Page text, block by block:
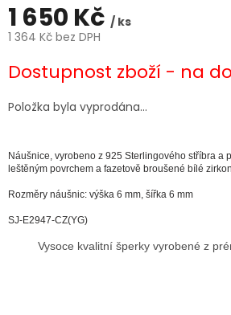
1 650 Kč / ks
1 364 Kč bez DPH
cena:
Dostupnost zboží - na
Položka byla vyprodána…
Náušnice, vyrobeno z 925 Sterlingového stříbra a
leštěným povrchem a fazetově broušené bílé
Rozměry náušnic: výška 6 mm, šířka 6 mm
SJ-E2947-CZ(YG)
Vysoce kvalitní šperky vyrobené z